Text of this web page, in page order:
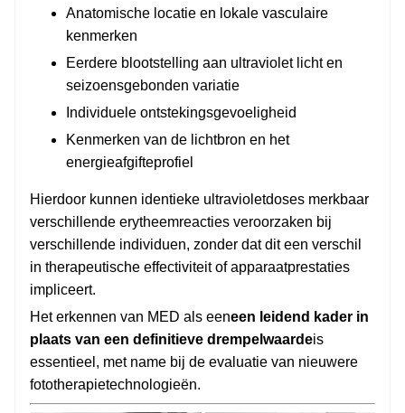
Anatomische locatie en lokale vasculaire
kenmerken
Eerdere blootstelling aan ultraviolet licht en
seizoensgebonden variatie
Individuele ontstekingsgevoeligheid
Kenmerken van de lichtbron en het
energieafgifteprofiel
Hierdoor kunnen identieke ultravioletdoses merkbaar
verschillende erytheemreacties veroorzaken bij
verschillende individuen, zonder dat dit een verschil
in therapeutische effectiviteit of apparaatprestaties
impliceert.
Het erkennen van MED als eeneen leidend kader in
plaats van een definitieve drempelwaardeis
essentieel, met name bij de evaluatie van nieuwere
fototherapietechnologieën.